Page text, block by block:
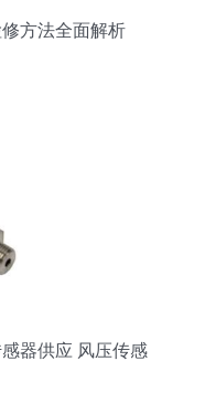
方法全面解析
器供应 风压传感